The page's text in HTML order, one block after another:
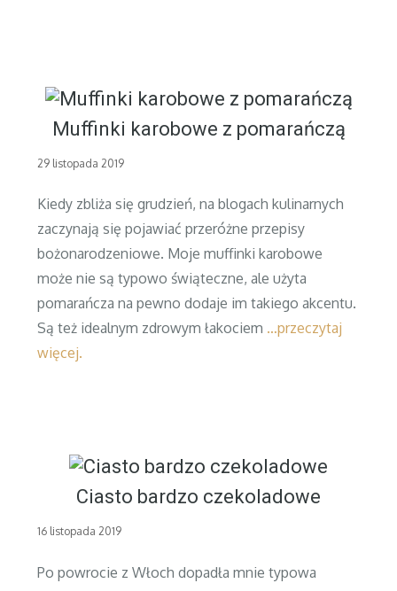
Muffinki karobowe z pomarańczą
Posted
29 listopada 2019
Kiedy zbliża się grudzień, na blogach kulinarnych
zaczynają się pojawiać przeróżne przepisy
bożonarodzeniowe. Moje muffinki karobowe
może nie są typowo świąteczne, ale użyta
pomarańcza na pewno dodaje im takiego akcentu.
Są też idealnym zdrowym łakociem …przeczytaj
więcej.
Ciasto bardzo czekoladowe
Posted
16 listopada 2019
Po powrocie z Włoch dopadła mnie typowa